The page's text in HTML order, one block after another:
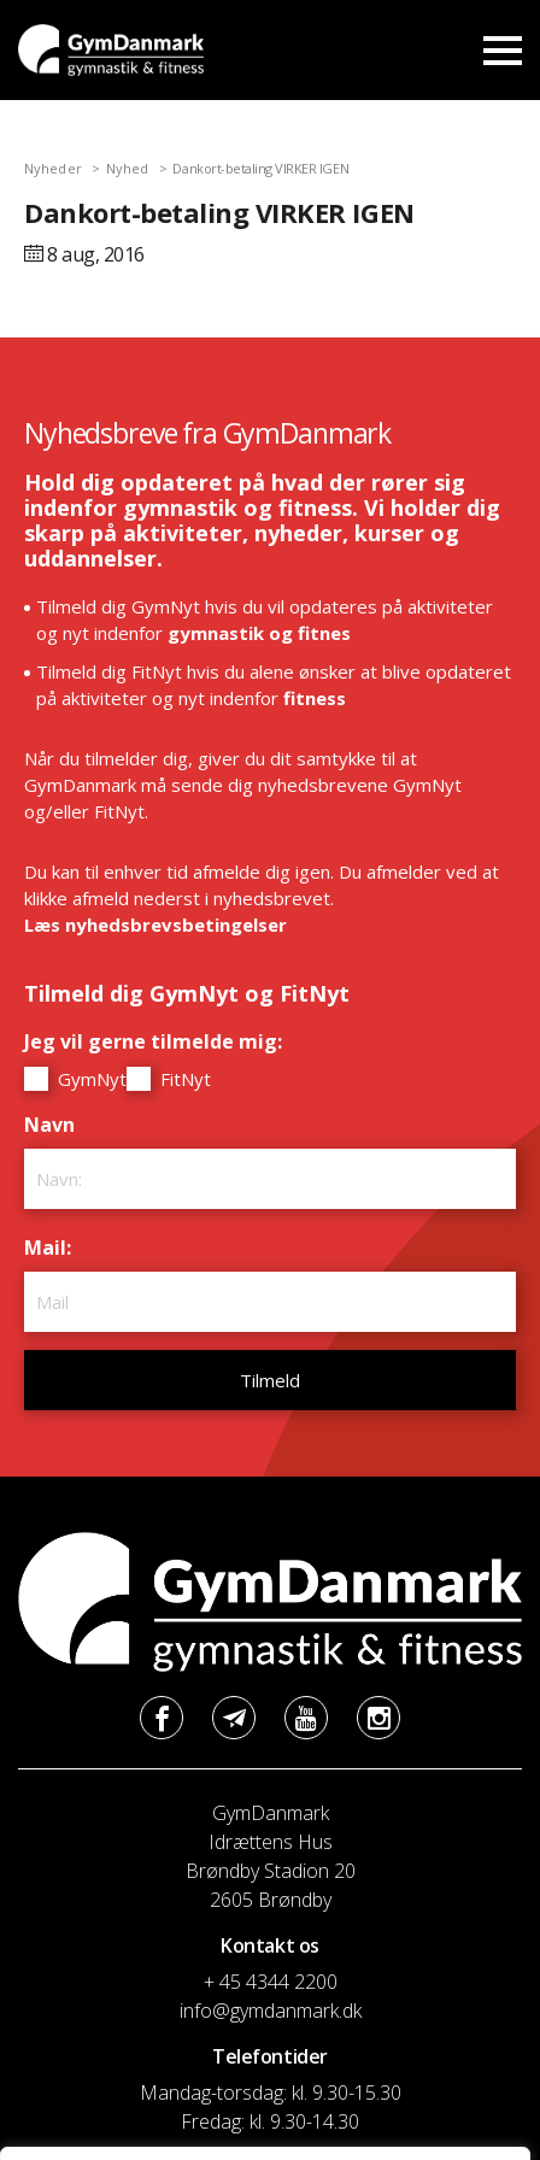
Nyheder Nyhed Dankort-betaling VIRKER IGEN
Dankort-betaling VIRKER IGEN
8 aug, 2016
Nyhedsbreve fra GymDanmark
Hold dig opdateret på hvad der rører sig
indenfor gymnastik og fitness. Vi holder dig
skarp på aktiviteter, nyheder, kurser og
uddannelser.
Tilmeld dig GymNyt hvis du vil opdateres på aktiviteter
og nyt indenfor gymnastik og fitnes
Tilmeld dig FitNyt hvis du alene ønsker at blive opdateret
på aktiviteter og nyt indenfor fitness
Når du tilmelder dig, giver du dit samtykke til at
GymDanmark må sende dig nyhedsbrevene GymNyt
og/eller FitNyt.
Du kan til enhver tid afmelde dig igen. Du afmelder ved at
klikke afmeld nederst i nyhedsbrevet.
Læs nyhedsbrevsbetingelser
Tilmeld dig GymNyt og FitNyt
Jeg vil gerne tilmelde mig:
GymNyt FitNyt
Navn
Mail:
GymDanmark
Idrættens Hus
Brøndby Stadion 20
2605 Brøndby
Kontakt os
+ 45 4344 2200
info@gymdanmark.dk
Telefontider
Mandag-torsdag: kl. 9.30-15.30
Fredag: kl. 9.30-14.30